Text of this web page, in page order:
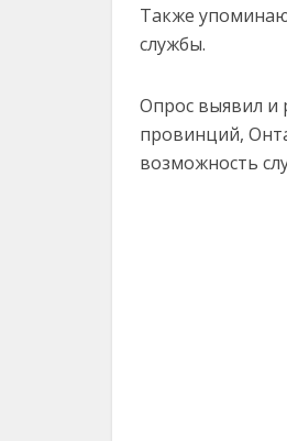
Также
службы.
Опрос выявил и
провинций,
возможность